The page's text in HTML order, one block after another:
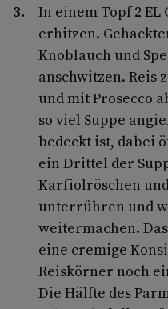
In einem Topf 2
erhitzen.
Knoblauch und
anschwitzen. Reis
und mit Prosecco
so viel Suppe
bedeckt ist, dabei
ein Drittel der
Karfiolröschen
unterrühren und
weitermachen.
eine cremige
Reiskörner noch
Die Hälfte des